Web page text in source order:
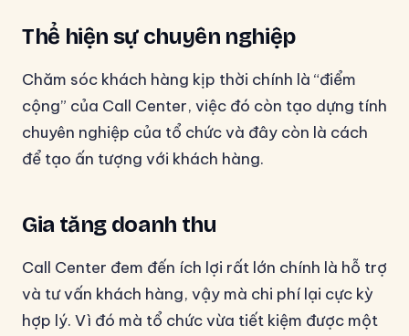
Thể hiện sự chuyên nghiệp
Chăm sóc khách hàng kịp thời chính là “điểm
cộng” của Call Center, việc đó còn tạo dựng tính
chuyên nghiệp của tổ chức và đây còn là cách
để tạo ấn tượng với khách hàng.
Gia tăng doanh thu
Call Center đem đến ích lợi rất lớn chính là hỗ trợ
và tư vấn khách hàng, vậy mà chi phí lại cực kỳ
hợp lý. Vì đó mà tổ chức vừa tiết kiệm được một